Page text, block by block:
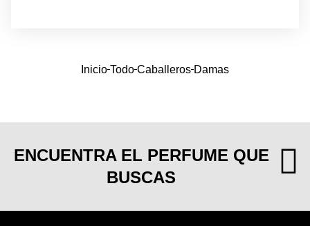
Inicio Todo Caballeros Damas
ENCUENTRA EL PERFUME QUE
BUSCAS